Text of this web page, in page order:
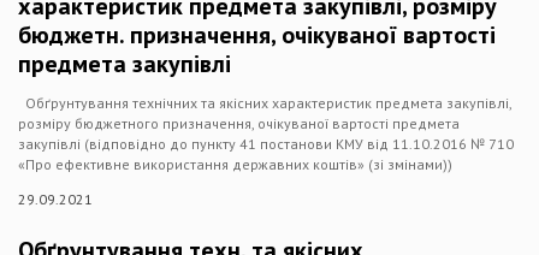
бюджетн. призначення, очікуваної вартості
предмета закупівлі
Обґрунтування технічних та якісних характеристик предмета закупівлі,
розміру бюджетного призначення, очікуваної вартості предмета
закупівлі (відповідно до пункту 41 постанови КМУ від 11.10.2016 № 710
«Про ефективне використання державних коштів» (зі змінами))
29.09.2021